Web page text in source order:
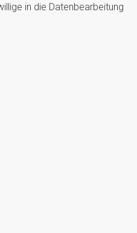
in die Datenbearbeitung